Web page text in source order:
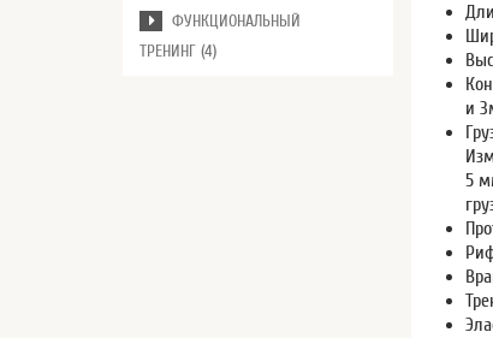
ФУНКЦИОНАЛЬНЫЙ
ТРЕНИНГ (4)
и
5